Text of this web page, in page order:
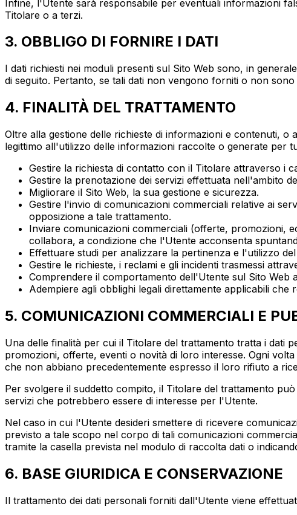
Infine, l'Utente sarà responsabile per eventuali informazioni
Titolare o a terzi.
3. OBBLIGO DI FORNIRE I DATI
I dati richiesti nei moduli presenti sul Sito Web sono, in
di seguito. Pertanto, se tali dati non vengono forniti o non
4. FINALITÀ DEL TRATTAMENTO
Oltre alla gestione delle richieste di informazioni e contenuti,
legittimo all'utilizzo delle informazioni raccolte o generate per
Gestire la richiesta di contatto con il Titolare attraverso i
Gestire la prenotazione dei servizi effettuata nell'ambito
Migliorare il Sito Web, la sua gestione e sicurezza.
Gestire l'invio di comunicazioni commerciali relative ai
opposizione a tale trattamento.
Inviare comunicazioni commerciali (offerte, promozioni,
collabora, a condizione che l'Utente acconsenta
Effettuare studi per analizzare la pertinenza e l'utilizzo
Gestire le richieste, i reclami e gli incidenti trasmessi
Comprendere il comportamento dell'Utente sul Sito Web
Adempiere agli obblighi legali direttamente applicabili che
5. COMUNICAZIONI COMMERCIALI E
Una delle finalità per cui il Titolare del trattamento tratta i dati
promozioni, offerte, eventi o novità di loro interesse. Ogni
che non abbiano precedentemente espresso il loro rifiuto a
Per svolgere il suddetto compito, il Titolare del trattamento
servizi che potrebbero essere di interesse per l'Utente.
Nel caso in cui l'Utente desideri smettere di ricevere
previsto a tale scopo nel corpo di tali comunicazioni
tramite la casella prevista nel modulo di raccolta dati o
6. BASE GIURIDICA E CONSERVAZIONE
Il trattamento dei dati personali forniti dall'Utente viene